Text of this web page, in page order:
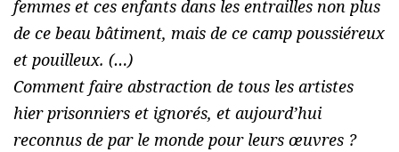
femmes et ces enfants dans les entrailles non plus
de ce beau bâtiment, mais de ce camp poussiéreux
et pouilleux. (…)
Comment faire abstraction de tous les artistes
hier prisonniers et ignorés, et aujourd’hui
reconnus de par le monde pour leurs œuvres ?